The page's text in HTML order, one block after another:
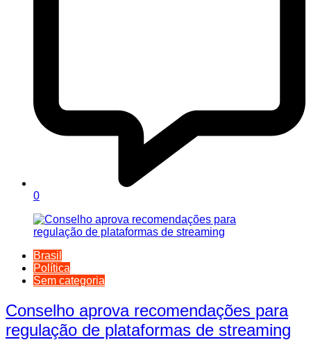
0
Brasil
Política
Sem categoria
Conselho aprova recomendações para
regulação de plataformas de streaming